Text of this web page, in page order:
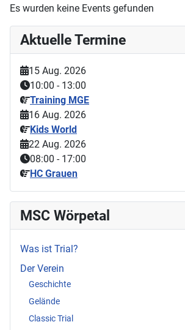
Es wurden keine Events gefunden
Aktuelle Termine
15 Aug. 2026
10:00 - 13:00
Training MGE
16 Aug. 2026
Kids World
22 Aug. 2026
08:00 - 17:00
HC Grauen
MSC Wörpetal
Was ist Trial?
Der Verein
Geschichte
Gelände
Classic Trial